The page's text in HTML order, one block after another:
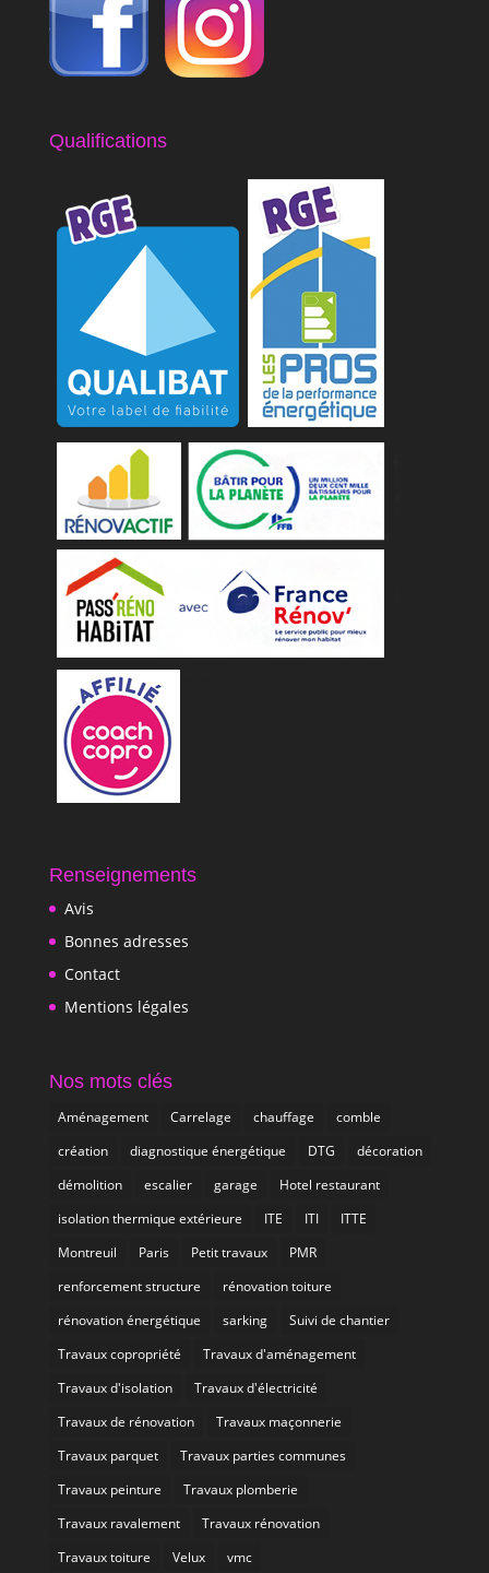
Qualifications
Renseignements
Avis
Bonnes adresses
Contact
Mentions légales
Nos mots clés
Aménagement Carrelage chauffage
comble
création
diagnostique énergétique DTG
décoration
démolition
escalier garage
Hotel restaurant
isolation thermique extérieure
ITE ITI
ITTE
Montreuil
Paris Petit travaux
PMR
renforcement structure
rénovation toiture
rénovation énergétique
sarking
Suivi de chantier
Travaux copropriété
Travaux d'aménagement
Travaux d'isolation
Travaux d'électricité
Travaux de rénovation
Travaux maçonnerie
Travaux parquet
Travaux parties communes
Travaux peinture
Travaux plomberie
Travaux ravalement
Travaux rénovation
Travaux toiture
Velux vmc